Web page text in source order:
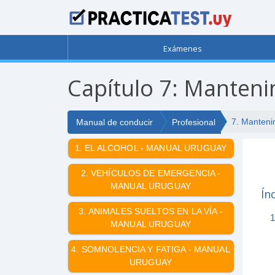
Exámenes
Capítulo 7:
Manual de conducir Profesional 7.
1. EL ALCOHOL - MANUAL URUGUAY
2. VEHÍCULOS DE EMERGENCIA -
MANUAL URUGUAY
3. ANIMALES SUELTOS EN LA VÍA -
MANUAL URUGUAY
4. SOMNOLENCIA Y FATIGA - MANUAL
URUGUAY